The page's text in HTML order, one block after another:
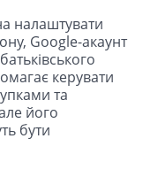
налаштувати
Google-акаунт
керувати
та
його
бути